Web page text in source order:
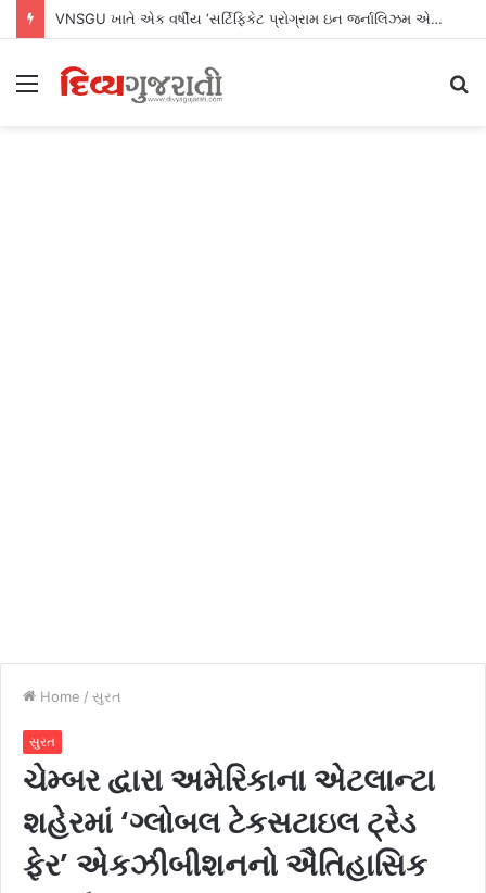
VNSGU ખાતે એક વર્ષીય ‘સર્ટિફિકેટ પ્રોગ્રામ ઇન જર્નાલિઝમ એન્ડ માસ કમ્યુનિકેશન’નો શુભારંભ
Menu
Home / સુરત
સુરત
ચેમ્બર દ્વારા અમેરિકાના એટલાન્ટા
શહેરમાં ‘ગ્લોબલ ટેકસટાઇલ ટ્રેડ
ફેર’ એકઝીબીશનનો ઐતિહાસિક